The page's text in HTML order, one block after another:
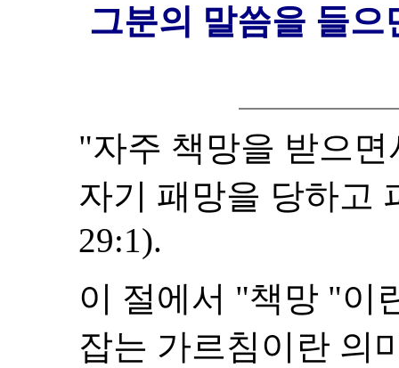
그분의 말씀을 들
"자주 책망을 받으
자기 패망을 당하고
29:1).
이 절에서 "책망 "이
잡는 가르침이란 의